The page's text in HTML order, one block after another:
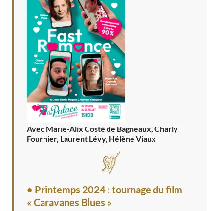
Avec Marie-Alix Costé de Bagneaux, Charly
Fournier, Laurent Lévy, Hélène Viaux
• Printemps 2024 : tournage du film
« Caravanes Blues »